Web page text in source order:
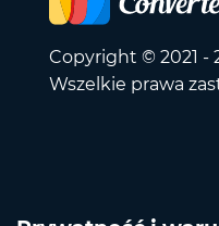
Copyright © 2021 -
Wszelkie prawa